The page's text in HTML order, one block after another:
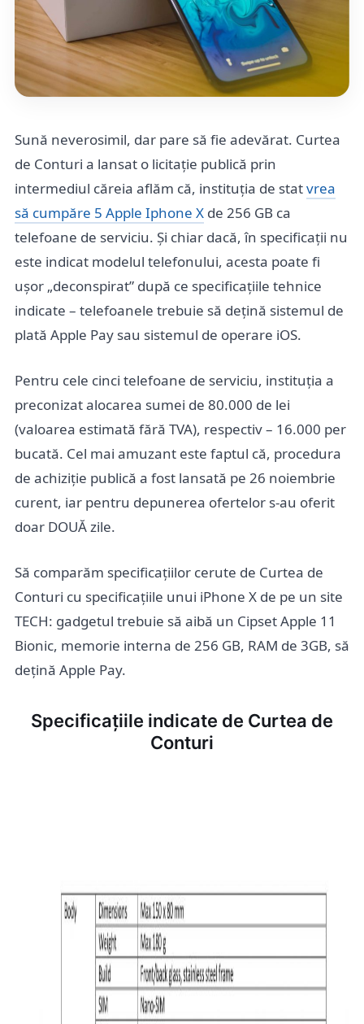
Sună neverosimil, dar pare să fie adevărat. Curtea
de Conturi a lansat o licitație publică prin
intermediul căreia aflăm că, instituția de statvrea
să cumpăre 5 Apple Iphone X de 256 GB ca
telefoane de serviciu. Și chiar dacă, în specificații nu
este indicat modelul telefonului, acesta poate fi
ușor „deconspirat” după ce specificațiile tehnice
indicate – telefoanele trebuie să dețină sistemul de
plată Apple Pay sau sistemul de operare iOS.
Pentru cele cinci telefoane de serviciu, instituția a
preconizat alocarea sumei de 80.000 de lei
(valoarea estimată fără TVA), respectiv – 16.000 per
bucată. Cel mai amuzant este faptul că, procedura
de achiziție publică a fost lansată pe 26 noiembrie
curent, iar pentru depunerea ofertelor s-au oferit
doar DOUĂ zile.
Să comparăm specificațiilor cerute de Curtea de
Conturi cu specificațiile unui iPhone X de pe un site
TECH: gadgetul trebuie să aibă un Cipset Apple 11
Bionic, memorie interna de 256 GB, RAM de 3GB, să
dețină Apple Pay.
Specificațiile indicate de Curtea de
Conturi